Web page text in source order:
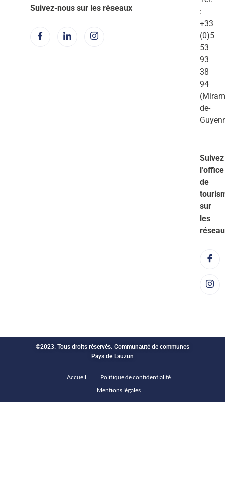
Suivez-nous sur les réseaux
:
+33
(0)5
53
93
38
94
de-
Suivez
l’office
de
sur
les
©2023. Tous droits réservés. Communauté de communes
Pays de Lauzun
Accueil
Politique de confidentialité
Mentions légales